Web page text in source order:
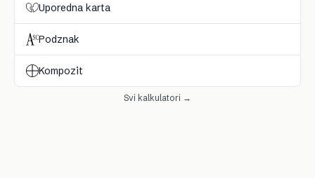
Uporedna karta
Podznak
Kompozit
Svi kalkulatori →